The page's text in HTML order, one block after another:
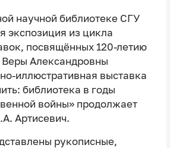
научной библиотеке СГУ
экспозиция из цикла
посвящённых 120-летию
Александровны
иллюстративная выставка
библиотека в годы
войны» продолжает
Артисевич.
рукописные,